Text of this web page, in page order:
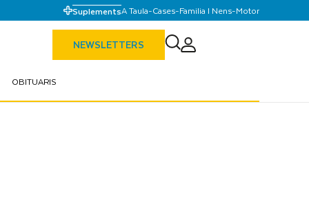
SuplementsA Taula-Cases-Familia I Nens-Motor
NEWSLETTERS
OBITUARIS